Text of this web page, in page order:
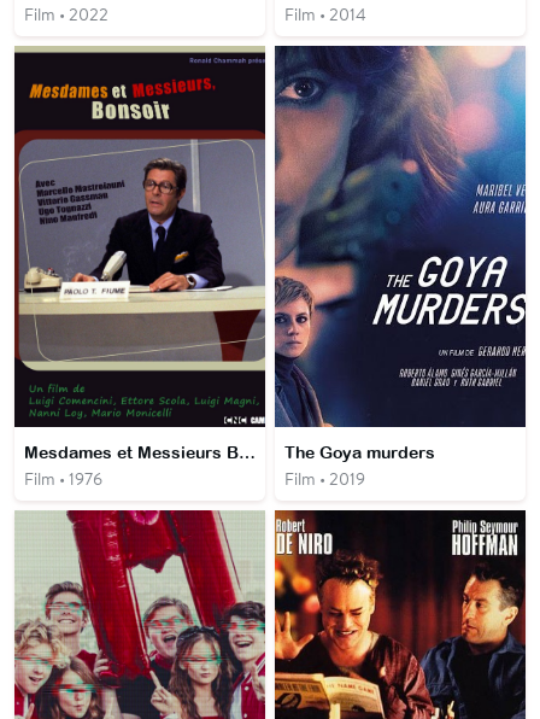
Film • 2022 Film • 2014
Mesdames et Messieurs Bonsoir
Film • 1976
The Goya murders
Film • 2019